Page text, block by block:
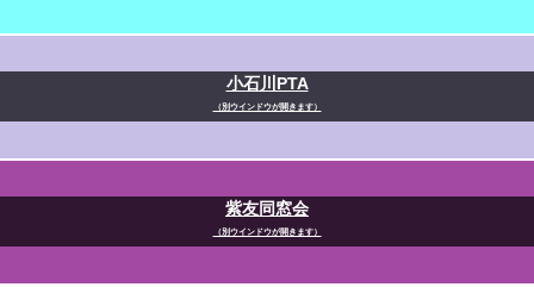
小石川PTA
（別ウインドウが開きます）
紫友同窓会
（別ウインドウが開きます）